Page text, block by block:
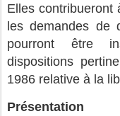
Elles contribueront
les demandes de
pourront être
dispositions
1986 relative à la
Présentation